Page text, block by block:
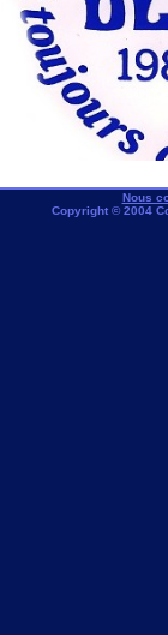
Nous
Copyright © 2004